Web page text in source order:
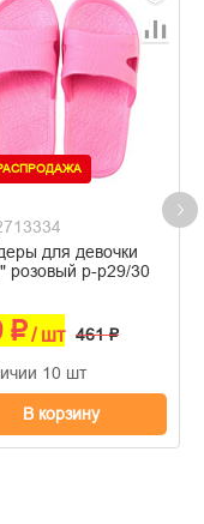
для девочки
"Степ" розовый р-р29/30
₽/ шт 461 ₽
10 шт
В корзину